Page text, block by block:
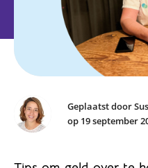
Geplaatst door
op 19 september